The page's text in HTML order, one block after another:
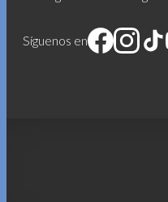
Síguenos en